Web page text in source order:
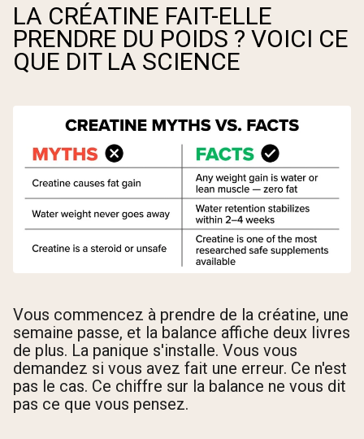
LA CRÉATINE FAIT-ELLE
PRENDRE DU POIDS ? VOICI CE
QUE DIT LA SCIENCE
Vous commencez à prendre de la créatine, une
semaine passe, et la balance affiche deux livres
de plus. La panique s'installe. Vous vous
demandez si vous avez fait une erreur. Ce n'est
pas le cas. Ce chiffre sur la balance ne vous dit
pas ce que vous pensez.